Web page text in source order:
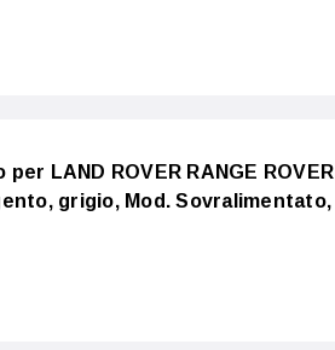
LAND ROVER RANGE ROVER
grigio, Mod. Sovralimentato,